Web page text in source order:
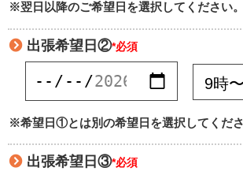
※翌日以降のご希望日を選択してください。
出張希望日②*必須
※希望日①とは別の希望日を選択してくださ
出張希望日③*必須